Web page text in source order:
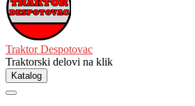
Traktor Despotovac
Traktorski delovi na klik
Katalog